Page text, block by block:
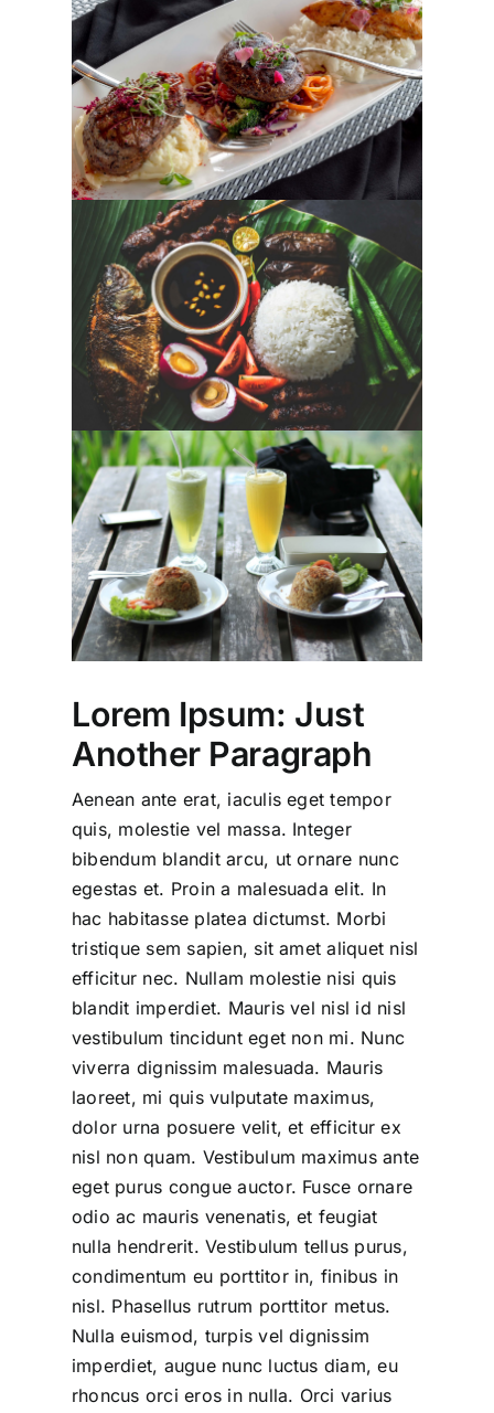
Lorem Ipsum: Just
Another Paragraph
Aenean ante erat, iaculis eget tempor
quis, molestie vel massa. Integer
bibendum blandit arcu, ut ornare nunc
egestas et. Proin a malesuada elit. In
hac habitasse platea dictumst. Morbi
tristique sem sapien, sit amet aliquet nisl
efficitur nec. Nullam molestie nisi quis
blandit imperdiet. Mauris vel nisl id nisl
vestibulum tincidunt eget non mi. Nunc
viverra dignissim malesuada. Mauris
laoreet, mi quis vulputate maximus,
dolor urna posuere velit, et efficitur ex
nisl non quam. Vestibulum maximus ante
eget purus congue auctor. Fusce ornare
odio ac mauris venenatis, et feugiat
nulla hendrerit. Vestibulum tellus purus,
condimentum eu porttitor in, finibus in
nisl. Phasellus rutrum porttitor metus.
Nulla euismod, turpis vel dignissim
imperdiet, augue nunc luctus diam, eu
rhoncus orci eros in nulla. Orci varius